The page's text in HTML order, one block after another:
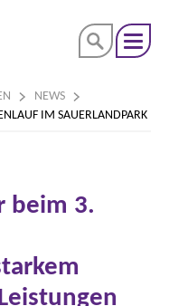
NEWS
IM SAUERLANDPARK
beim 3.